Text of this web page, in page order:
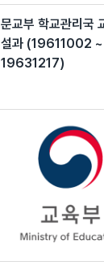
문교부 학교관리국
설과 (19611002 ~
19631217)